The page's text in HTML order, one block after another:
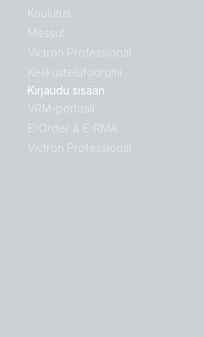
Koulutus
Messut
Victron Professional
Keskustelufoorumi
Kirjaudu sisään
VRM-portaali
E-Order & E-RMA
Victron Professional